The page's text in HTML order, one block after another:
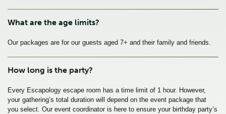
What are the age limits?
Our packages are for our guests aged 7+ and their family and friends.
How long is the party?
Every Escapology escape room has a time limit of 1 hour. However,
your gathering’s total duration will depend on the event package that
you select. Our event coordinator is here to ensure your birthday party’s